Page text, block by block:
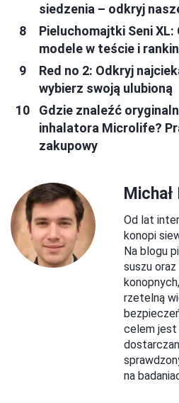
siedzenia – odkryj
Pieluchomajtki Seni
modele w teście i
Red no 2: Odkryj
wybierz swoją ulubioną
Gdzie znaleźć
inhalatora Microlife?
zakupowy
Od lat
konopi
Na blogu
suszu
rzetelną
celem jest
na